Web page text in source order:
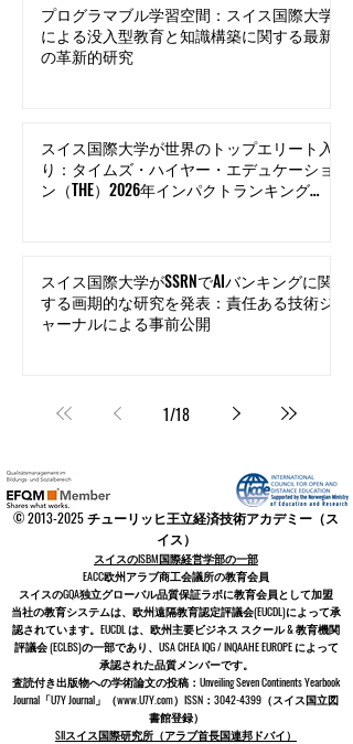
プログラマブル学習空間：スイス国際大学
による没入型教育と知識構築に関する最新
の革新的研究
スイス国際大学が世界のトップエリート入
り：タイムズ・ハイヤー・エデュケーショ
ン（THE）2026年インパクトランキングの
スイス国際大学がSSRNでAIバンキングに関
する画期的な研究を発表：責任ある技術ジ
ャーナルによる事前公開
1/18
©2013-2025チューリッヒ王立経済技術アカデミー（ス
イス）
スイスのISBM国際経営学部の一部
EACC欧州アラブ商工会議所の教育会員
スイスのGQA独立グローバル品質保証ラボに教育会員として加盟
当社の教育システムは、欧州遠隔教育認定評議会(EUCDL)によって承
認されています。EUCDL は、 欧州主要ビジネス スクール & 教育機関
評議会 (ECLBS)の一部であり、USA CHEA IQG / INQAAHE EUROPE によって
承認された品質メンバーです。
査読付き出版物への学術論文の投稿：Unveiling Seven Continents Yearbook
Journal「U7Y Journal」（www.U7Y.com）ISSN：3042-4399（スイス国立図
書館登録）
SIIスイス国際研究所（アラブ首長国連邦ドバイ）